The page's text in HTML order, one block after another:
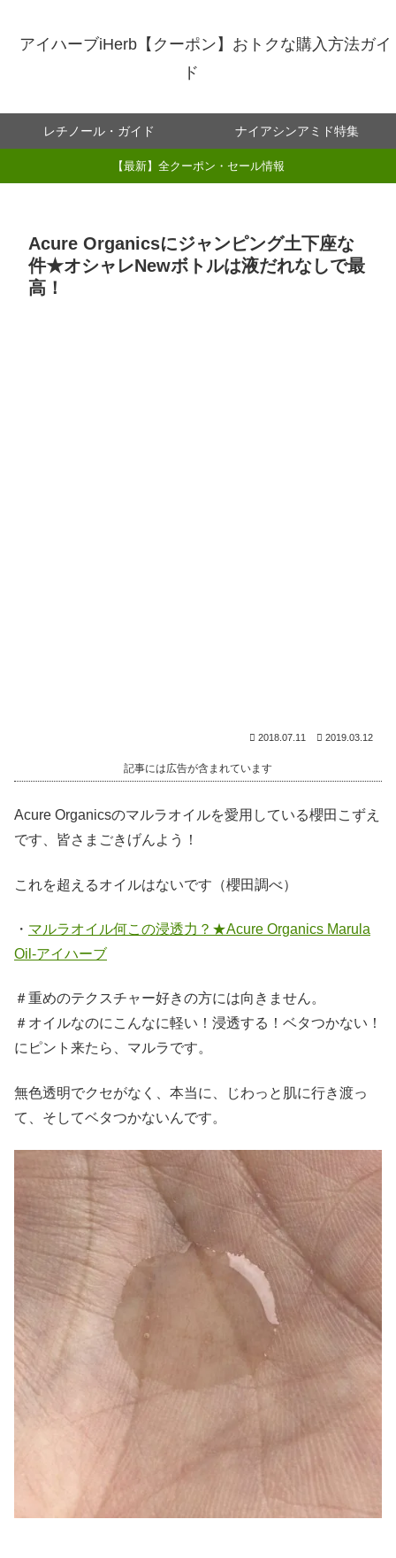
アイハーブiHerb【クーポン】おトクな購入方法ガイ
ド
レチノール・ガイド ナイアシンアミド特集
【最新】全クーポン・セール情報
Acure Organicsにジャンピング土下座な
件★オシャレNewボトルは液だれなしで最
高！
2018.07.11 2019.03.12
記事には広告が含まれています
Acure Organicsのマルラオイルを愛用している櫻田こずえ
です、皆さまごきげんよう！
これを超えるオイルはないです（櫻田調べ）
・ マルラオイル何この浸透力？★Acure Organics Marula
Oil-アイハーブ
＃重めのテクスチャー好きの方には向きません。
＃オイルなのにこんなに軽い！浸透する！ベタつかない！
にピント来たら、マルラです。
無色透明でクセがなく、本当に、じわっと肌に行き渡っ
て、そしてベタつかないんです。